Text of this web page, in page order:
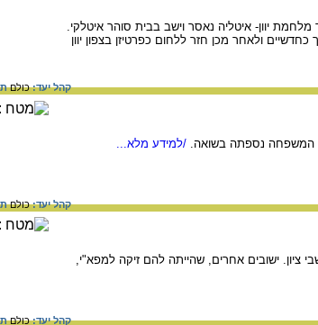
יוון- איטליה נאסר וישב בבית סוהר איטלקי.
ולאחר מכן חזר ללחום כפרטיזן בצפון יוון
קהל יעד:כולם
המשפחה נספתה בשואה. /למידע מלא...
קהל יעד:כולם
1947 ונקברו בבית הקברות במושב שבי ציון. ישובים אחרים, שהייתה להם זיקה למפא"י,
קהל יעד:כולם